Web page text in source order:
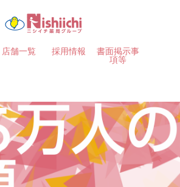
店舗一覧 採用情報
書面掲示事
項等